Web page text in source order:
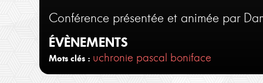
Conférence présentée et animée par
ÉVÈNEMENTS
Mots clés : uchronie pascal boniface